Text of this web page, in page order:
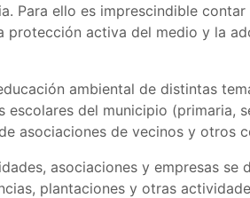
Para ello es imprescindible contar
protección activa del medio y la
ambiental de distintas
del municipio (primaria,
asociaciones de vecinos y otros
asociaciones y empresas se
plantaciones y otras